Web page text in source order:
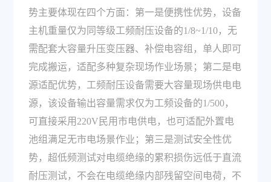
势主要体现在四个方面：第一是便携性优势，设备
主机重量仅为同等级工频耐压设备的1/8~1/10，无
需配套大容量升压变压器、补偿电容组，单人即可
完成搬运，适配多种复杂现场作业场景；第二是电
源适配优势，工频耐压设备需要大容量现场供电电
源，该设备输出容量需求仅为工频设备的1/500，
可直接采用220V民用市电供电，也可适配外置电
池组满足无市电场景作业；第三是测试安全性优
势，超低频测试对电缆绝缘的累积损伤远低于直流
耐压测试，不会在电缆绝缘内部残留空间电荷，不